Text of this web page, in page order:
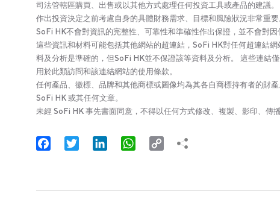
司法管轄區購買、出售或以其他方式處理任何投資工具或產品的建議
作出投資決定之前考慮自身的具體財務需求、目標和風險狀況非常重要
SoFi HK不會對資訊的完整性、可靠性和準確性作出保證，並不會對
這些資訊和材料可能包括其他網站的超連結，SoFi HK對任何超連結
料及分析是準確的，但SoFi HK並不保證該等資料及分析。 這些連結
用於此類訪問和該連結網站的使用條款。
任何產品、徽標、品牌和其他商標或圖像均為其各自商標持有者的財
SoFi HK 或其任何文章。
未經 SoFi HK 事先書面同意，不得以任何方式修改、複製、影印、傳
FacebookTwitter LinkedInWhatsApp
Copy